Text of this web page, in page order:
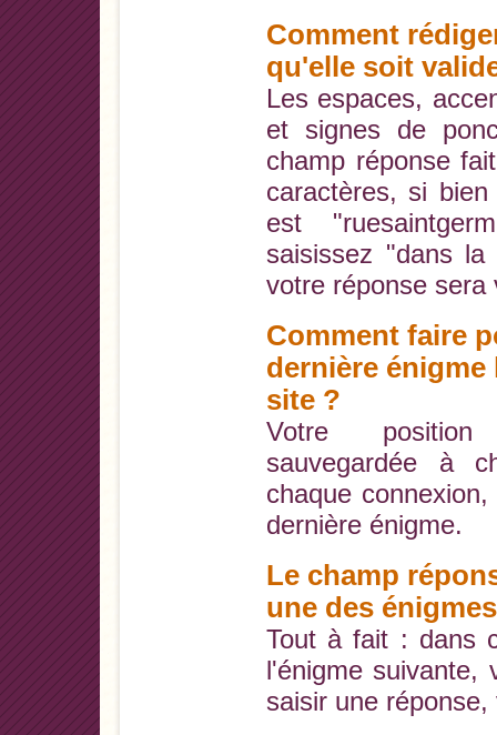
Comment
qu'elle soit
Les espaces,
et signes de
champ réponse
caractères, si
est
saisissez "dans la
votre réponse sera
Comment faire
dernière
site ?
Votre position
sauvegardée à
chaque
dernière énigme.
Le champ
une des
Tout à fait : dans
l'énigme suivante,
saisir une